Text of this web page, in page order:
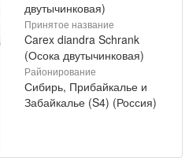
двутычинковая)
Принятое название
Carex diandra Schrank
(Осока двутычинковая)
Районирование
Сибирь, Прибайкалье и
Забайкалье (S4) (Россия)